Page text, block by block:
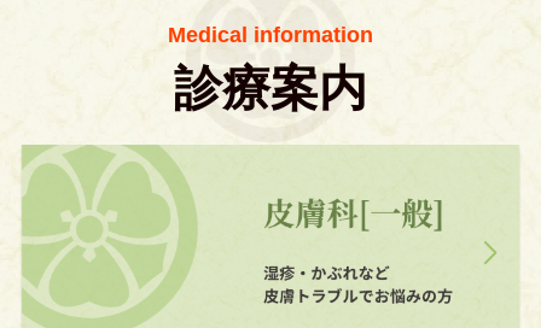
Medical information
診療案内